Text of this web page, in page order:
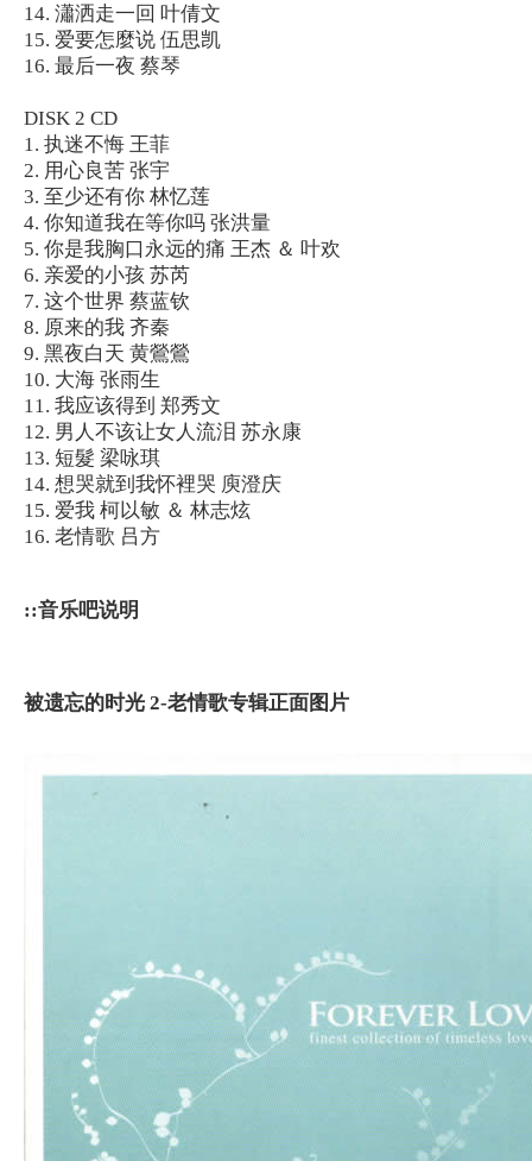
14. 瀟洒走一回 叶倩文
15. 爱要怎麼说 伍思凯
16. 最后一夜 蔡琴
DISK 2 CD
1. 执迷不悔 王菲
2. 用心良苦 张宇
3. 至少还有你 林忆莲
4. 你知道我在等你吗 张洪量
5. 你是我胸口永远的痛 王杰 ＆ 叶欢
6. 亲爱的小孩 苏芮
7. 这个世界 蔡蓝钦
8. 原来的我 齐秦
9. 黑夜白天 黄鶯鶯
10. 大海 张雨生
11. 我应该得到 郑秀文
12. 男人不该让女人流泪 苏永康
13. 短髮 梁咏琪
14. 想哭就到我怀裡哭 庾澄庆
15. 爱我 柯以敏 ＆ 林志炫
16. 老情歌 吕方
::音乐吧说明
被遗忘的时光 2-老情歌专辑正面图片